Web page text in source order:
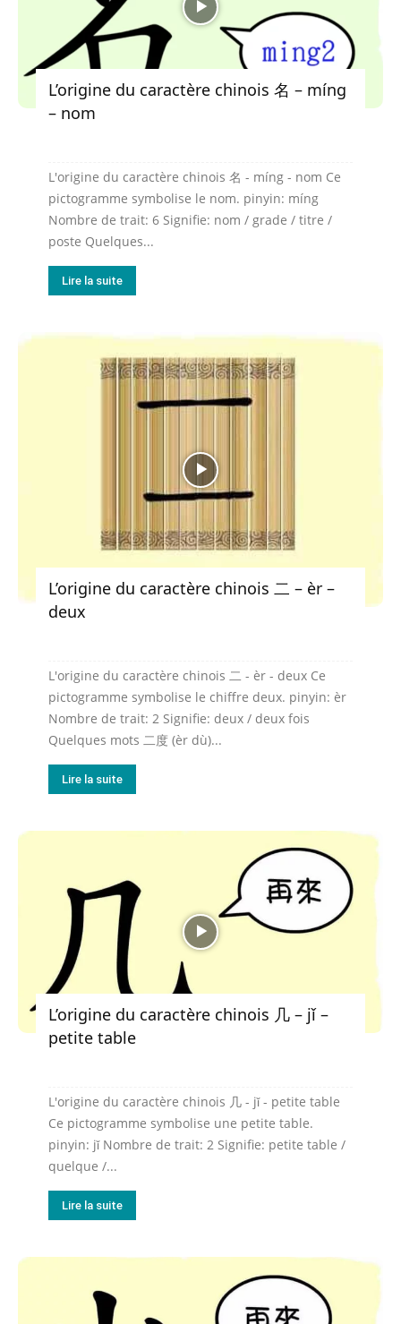
L’origine du caractère chinois 名 – míng
– nom
L'origine du caractère chinois 名 - míng - nom Ce
pictogramme symbolise le nom. pinyin: míng
Nombre de trait: 6 Signifie: nom / grade / titre /
poste Quelques...
Lire la suite
L’origine du caractère chinois 二 – èr –
deux
L'origine du caractère chinois 二 - èr - deux Ce
pictogramme symbolise le chiffre deux. pinyin: èr
Nombre de trait: 2 Signifie: deux / deux fois
Quelques mots 二度 (èr dù)...
Lire la suite
L’origine du caractère chinois 几 – jǐ –
petite table
L'origine du caractère chinois 几 - jǐ - petite table
Ce pictogramme symbolise une petite table.
pinyin: jǐ Nombre de trait: 2 Signifie: petite table /
quelque /...
Lire la suite